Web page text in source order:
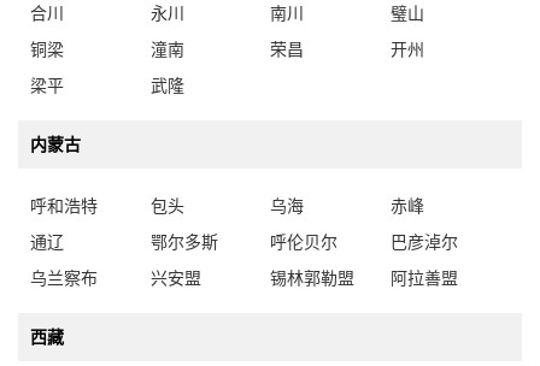
合川
永川 南川
璧山
铜梁
潼南 荣昌
开州
梁平
武隆
内蒙古
呼和浩特 包头 乌海
赤峰
通辽
鄂尔多斯 呼伦贝尔
巴彦淖尔
乌兰察布
兴安盟 锡林郭勒盟 阿拉善盟
西藏